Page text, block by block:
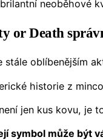
neoběhové
or Death
stále oblíbenějším
historie z
jen kus kovu, je
symbol může být